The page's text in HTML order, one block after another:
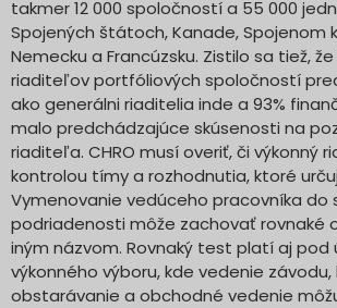
takmer 12 000 spoločností a 55 000
Spojených štátoch, Kanade, Spojenom
Nemecku a Francúzsku. Zistilo sa tiež,
riaditeľov portfóliových spoločností
ako generálni riaditelia inde a 93%
malo predchádzajúce skúsenosti na
riaditeľa. CHRO musí overiť, či výkonný
kontrolou tímy a rozhodnutia, ktoré
Vymenovanie vedúceho pracovníka do
podriadenosti môže zachovať rovnaké
iným názvom. Rovnaký test platí aj pod
výkonného výboru, kde vedenie
obstarávanie a obchodné vedenie